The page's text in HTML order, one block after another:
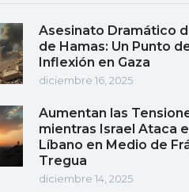
Asesinato Dramático
de Hamas: Un Punto
Inflexión en Gaza
diciembre 16, 2025
Aumentan las
mientras Israel Ataca
Líbano en Medio de
Tregua
diciembre 14, 2025